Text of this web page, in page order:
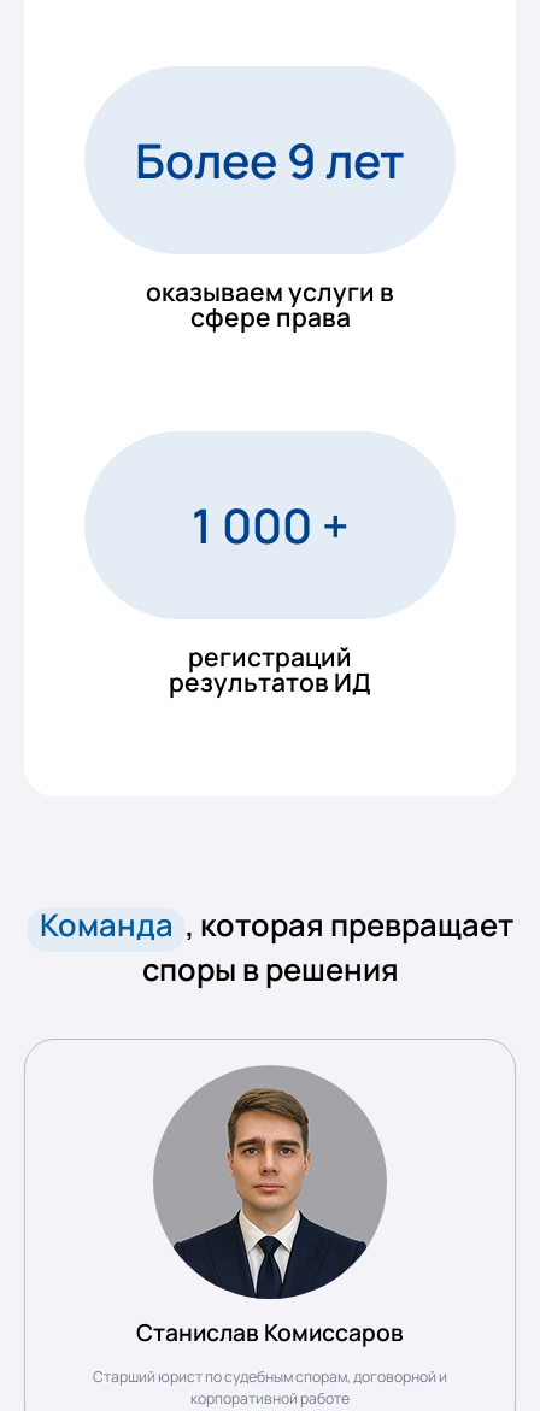
Более 9 лет
оказываем услуги в
сфере права
1 000 +
регистраций
результатов ИД
Команда , которая превращает
споры в решения
Станислав Комиссаров
Старший юрист по судебным спорам, договорной и
корпоративной работе